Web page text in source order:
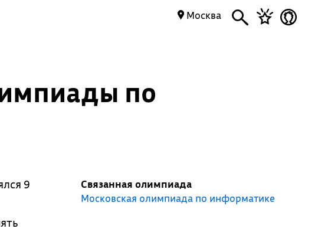
Москва
по
9
Связанная олимпиада
Московская олимпиада по информатике